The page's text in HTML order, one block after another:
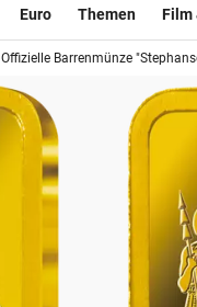
Euro Themen Film
Offizielle Barrenmünze